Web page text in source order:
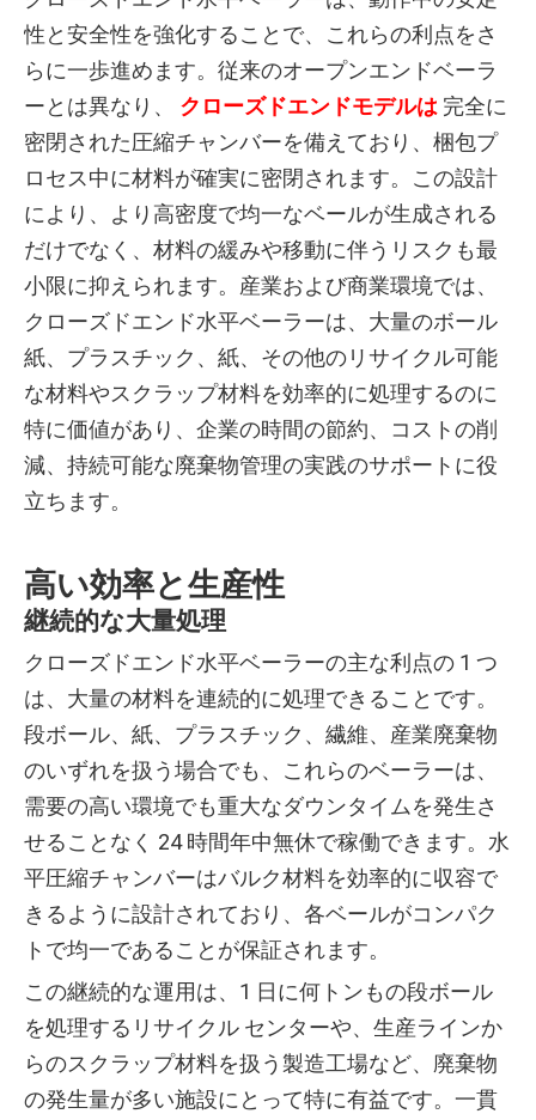
性と安全性を強化することで、これらの利点をさ
らに一歩進めます。従来のオープンエンドベーラ
ーとは異なり、 クローズドエンドモデルは 完全に
密閉された圧縮チャンバーを備えており、梱包プ
ロセス中に材料が確実に密閉されます。この設計
により、より高密度で均一なベールが生成される
だけでなく、材料の緩みや移動に伴うリスクも最
小限に抑えられます。産業および商業環境では、
クローズドエンド水平ベーラーは、大量のボール
紙、プラスチック、紙、その他のリサイクル可能
な材料やスクラップ材料を効率的に処理するのに
特に価値があり、企業の時間の節約、コストの削
減、持続可能な廃棄物管理の実践のサポートに役
立ちます。
高い効率と生産性
継続的な大量処理
クローズドエンド水平ベーラーの主な利点の 1 つ
は、大量の材料を連続的に処理できることです。
段ボール、紙、プラスチック、繊維、産業廃棄物
のいずれを扱う場合でも、これらのベーラーは、
需要の高い環境でも重大なダウンタイムを発生さ
せることなく 24 時間年中無休で稼働できます。水
平圧縮チャンバーはバルク材料を効率的に収容で
きるように設計されており、各ベールがコンパク
トで均一であることが保証されます。
この継続的な運用は、1 日に何トンもの段ボール
を処理するリサイクル センターや、生産ラインか
らのスクラップ材料を扱う製造工場など、廃棄物
の発生量が多い施設にとって特に有益です。一貫